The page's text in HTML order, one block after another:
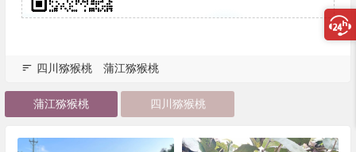
四川猕猴桃 蒲江猕猴桃
蒲江猕猴桃 四川猕猴桃